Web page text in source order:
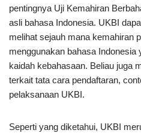
pentingnya Uji Kemahiran
asli bahasa Indonesia. UKBI
melihat sejauh mana kemahiran
menggunakan bahasa Indonesia
kaidah kebahasaan. Beliau juga
terkait tata cara pendaftaran,
pelaksanaan UKBI.
Seperti yang diketahui, UKBI